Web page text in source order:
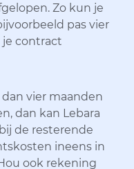
Zo kun je
pas vier
je contract
vier maanden
dan kan Lebara
de resterende
ineens in
ook rekening